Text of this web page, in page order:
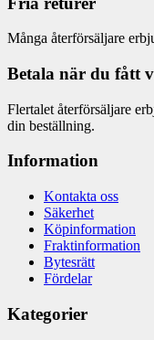
Många återförsäljare
Betala när du fått
Flertalet återförsäljare
din beställning.
Information
Kontakta oss
Säkerhet
Köpinformation
Fraktinformation
Bytesrätt
Fördelar
Kategorier